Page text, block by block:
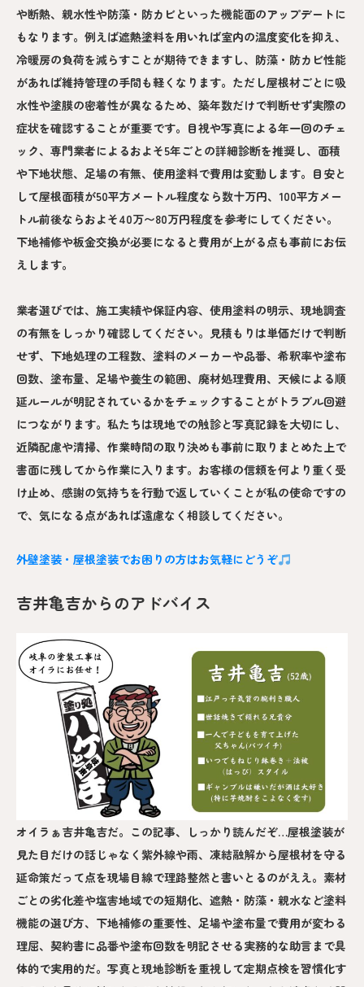
や断熱、親水性や防藻・防カビといった機能面のアップデートに
もなります。例えば遮熱塗料を用いれば室内の温度変化を抑え、
冷暖房の負荷を減らすことが期待できますし、防藻・防カビ性能
があれば維持管理の手間も軽くなります。ただし屋根材ごとに吸
水性や塗膜の密着性が異なるため、築年数だけで判断せず実際の
症状を確認することが重要です。目視や写真による年一回のチェ
ック、専門業者によるおよそ5年ごとの詳細診断を推奨し、面積
や下地状態、足場の有無、使用塗料で費用は変動します。目安と
して屋根面積が50平方メートル程度なら数十万円、100平方メー
トル前後ならおよそ40万〜80万円程度を参考にしてください。
下地補修や板金交換が必要になると費用が上がる点も事前にお伝
えします。
業者選びでは、施工実績や保証内容、使用塗料の明示、現地調査
の有無をしっかり確認してください。見積もりは単価だけで判断
せず、下地処理の工程数、塗料のメーカーや品番、希釈率や塗布
回数、塗布量、足場や養生の範囲、廃材処理費用、天候による順
延ルールが明記されているかをチェックすることがトラブル回避
につながります。私たちは現地での触診と写真記録を大切にし、
近隣配慮や清掃、作業時間の取り決めも事前に取りまとめた上で
書面に残してから作業に入ります。お客様の信頼を何より重く受
け止め、感謝の気持ちを行動で返していくことが私の使命ですの
で、気になる点があれば遠慮なく相談してください。
外壁塗装・屋根塗装でお困りの方はお気軽にどうぞ
吉井亀吉からのアドバイス
オイラぁ吉井亀吉だ。この記事、しっかり読んだぞ…屋根塗装が
見た目だけの話じゃなく紫外線や雨、凍結融解から屋根材を守る
延命策だって点を現場目線で理路整然と書いとるのがええ。素材
ごとの劣化差や塩害地域での短期化、遮熱・防藻・親水など塗料
機能の選び方、下地補修の重要性、足場や塗布量で費用が変わる
理屈、契約書に品番や塗布回数を明記させる実務的な助言まで具
体的で実用的だ。写真と現地診断を重視して定期点検を習慣化す